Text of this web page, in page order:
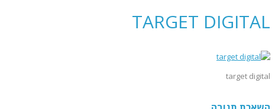
TARGET DIGITAL
target digital